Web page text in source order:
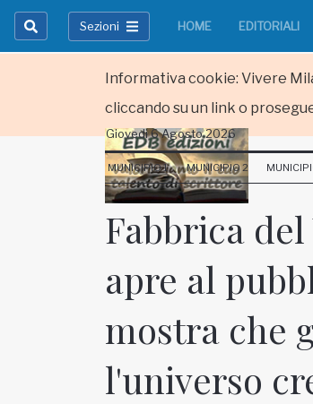
Informativa cookie: Vivere
cliccando su un link o
Sezioni HOME EDITORIALI
Inviateci le vostre segnalazioni
Iscriviti alla newsletter
www.viveremilano.info
Giovedi 6 Agosto 2026
MUNICIPIO 1 MUNICIPIO 2
Fabbrica
apre al
mostra che
l'universo